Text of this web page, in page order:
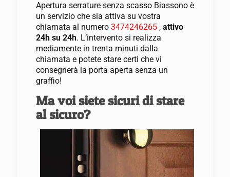
Apertura serrature senza scasso Biassono è
un servizio che sia attiva su vostra
chiamata al numero 3474246265 , attivo
24h su 24h. L’intervento si realizza
mediamente in trenta minuti dalla
chiamata e potete stare certi che vi
consegnerà la porta aperta senza un
graffio!
Ma voi siete sicuri di stare
al sicuro?